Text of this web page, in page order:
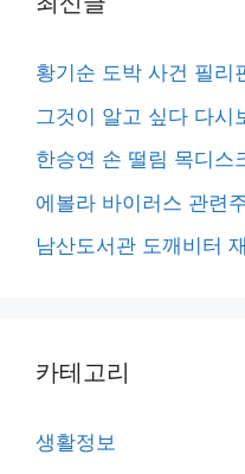
황기순 도박 사건 필리
그것이 알고 싶다 다시
한승연 손 떨림 목디스
에볼라 바이러스 관련
남산도서관 도깨비터
카테고리
생활정보